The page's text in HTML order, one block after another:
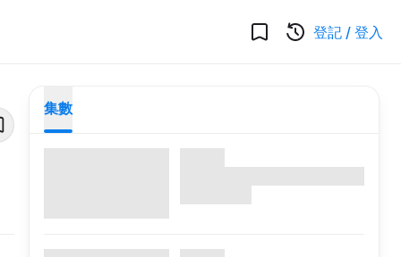
登記 / 登入
集數